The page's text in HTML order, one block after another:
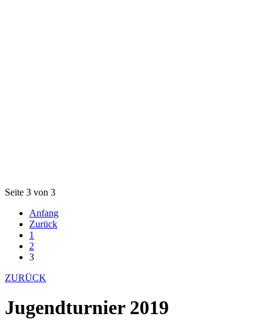
Seite 3 von 3
Anfang
Zurück
1
2
3
ZURÜCK
Jugendturnier 2019